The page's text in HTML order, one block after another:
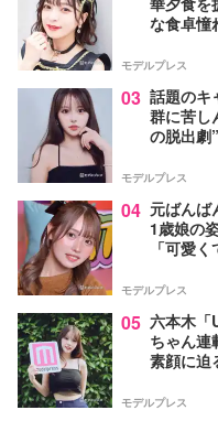
な食卓憧
モデルプレス
03 話題のキ
群に苦し
の脱出劇
モデルプレス
04 元ばんば
1歳娘の
「可愛
モデルプレス
05 六本木「
ちゃん連
素顔に迫
モデルプレス